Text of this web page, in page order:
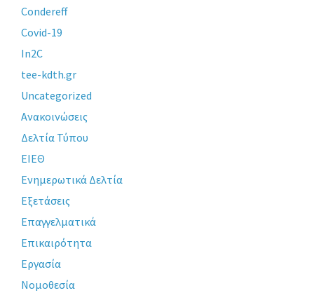
Condereff
Covid-19
In2C
tee-kdth.gr
Uncategorized
Ανακοινώσεις
Δελτία Τύπου
ΕΙΕΘ
Ενημερωτικά Δελτία
Εξετάσεις
Επαγγελματικά
Επικαιρότητα
Εργασία
Νομοθεσία